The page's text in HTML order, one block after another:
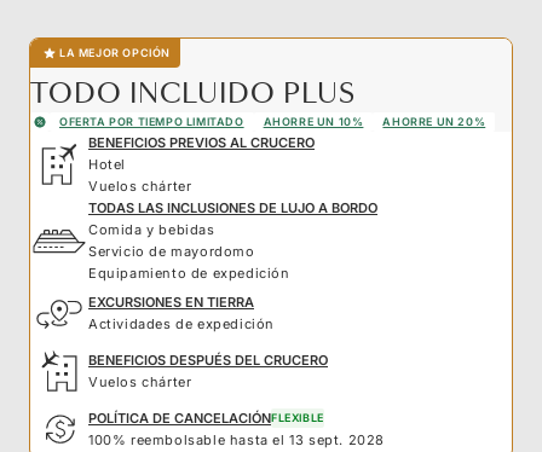
LA MEJOR OPCIÓN
TODO INCLUIDO PLUS
OFERTA POR TIEMPO LIMITADO AHORRE UN 10% AHORRE UN 20%
BENEFICIOS PREVIOS AL CRUCERO
Hotel
Vuelos chárter
TODAS LAS INCLUSIONES DE LUJO A BORDO
Comida y bebidas
Servicio de mayordomo
Equipamiento de expedición
EXCURSIONES EN TIERRA
Actividades de expedición
BENEFICIOS DESPUÉS DEL CRUCERO
Vuelos chárter
POLÍTICA DE CANCELACIÓNFLEXIBLE
100% reembolsable hasta el 13 sept. 2028